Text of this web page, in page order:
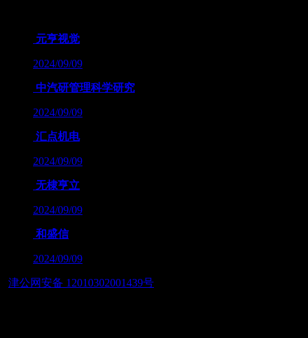
元亨视觉
2024/09/09
中汽研管理科学研究
2024/09/09
汇点机电
2024/09/09
无棣亨立
2024/09/09
和盛信
2024/09/09
津公网安备 12010302001439号